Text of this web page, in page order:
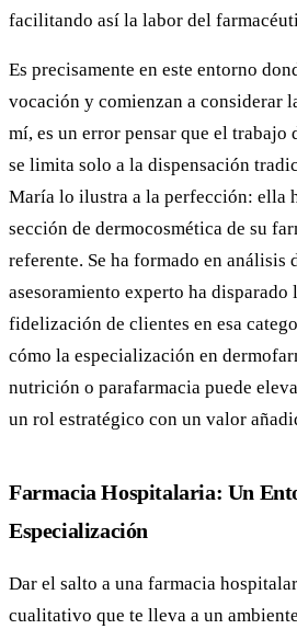
facilitando así la labor del
Es precisamente en este entorno
vocación y comienzan a considerar
mí, es un error pensar que el
se limita solo a la dispensación
María lo ilustra a la perfección: ella
sección de dermocosmética de su
referente. Se ha formado en análisis
asesoramiento experto ha disparado
fidelización de clientes en esa
cómo la especialización en
nutrición o parafarmacia puede
un rol estratégico con un valor
Farmacia Hospitalaria: Un
Especialización
Dar el salto a una farmacia
cualitativo que te lleva a un